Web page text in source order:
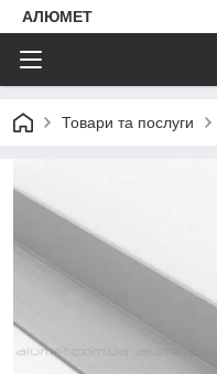
АЛЮМЕТ
Товари та послуги